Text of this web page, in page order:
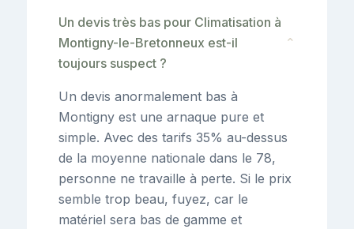
Un devis très bas pour Climatisation à
Montigny-le-Bretonneux est-il
toujours suspect ?
⌄
Un devis anormalement bas à
Montigny est une arnaque pure et
simple. Avec des tarifs 35% au-dessus
de la moyenne nationale dans le 78,
personne ne travaille à perte. Si le prix
semble trop beau, fuyez, car le
matériel sera bas de gamme et